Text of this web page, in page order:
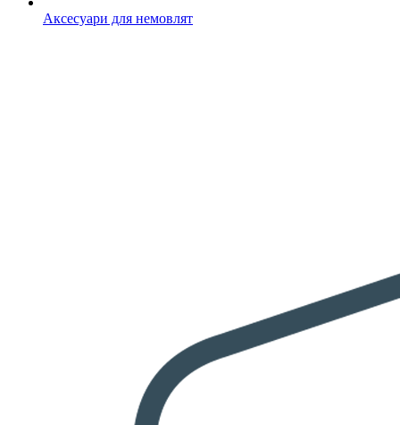
Аксесуари для немовлят